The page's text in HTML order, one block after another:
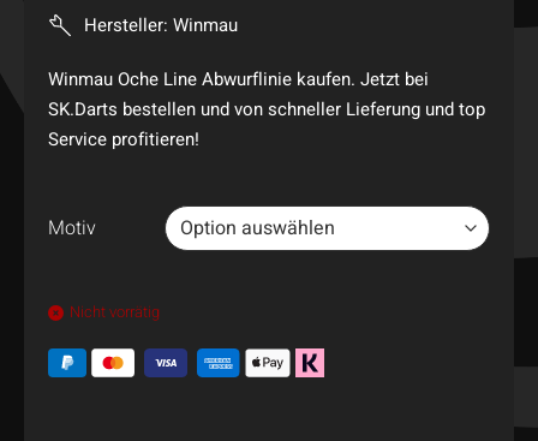
Hersteller: Winmau
Winmau Oche Line Abwurflinie kaufen. Jetzt bei
SK.Darts bestellen und von schneller Lieferung und top
Service profitieren!
Motiv
Nicht vorrätig